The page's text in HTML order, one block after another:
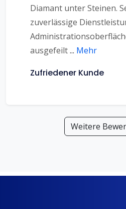
Diamant unter Steinen.
zuverlässige
ausgefeilt... Mehr
Zufriedener Kunde
Weitere